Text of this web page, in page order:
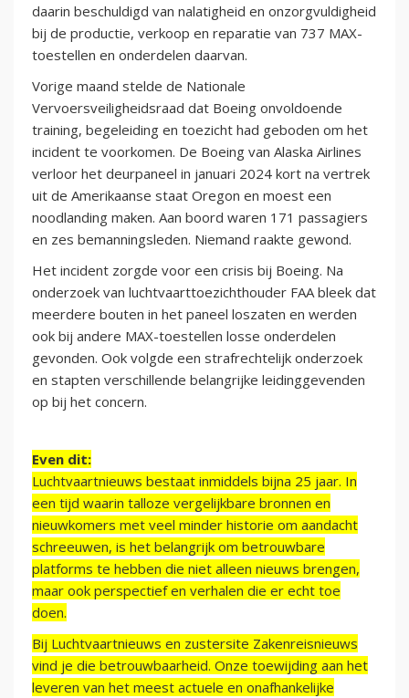
daarin beschuldigd van nalatigheid en onzorgvuldigheid
bij de productie, verkoop en reparatie van 737 MAX-
toestellen en onderdelen daarvan.
Vorige maand stelde de Nationale
Vervoersveiligheidsraad dat Boeing onvoldoende
training, begeleiding en toezicht had geboden om het
incident te voorkomen. De Boeing van Alaska Airlines
verloor het deurpaneel in januari 2024 kort na vertrek
uit de Amerikaanse staat Oregon en moest een
noodlanding maken. Aan boord waren 171 passagiers
en zes bemanningsleden. Niemand raakte gewond.
Het incident zorgde voor een crisis bij Boeing. Na
onderzoek van luchtvaarttoezichthouder FAA bleek dat
meerdere bouten in het paneel loszaten en werden
ook bij andere MAX-toestellen losse onderdelen
gevonden. Ook volgde een strafrechtelijk onderzoek
en stapten verschillende belangrijke leidinggevenden
op bij het concern.
Even dit:
Luchtvaartnieuws bestaat inmiddels bijna 25 jaar. In
een tijd waarin talloze vergelijkbare bronnen en
nieuwkomers met veel minder historie om aandacht
schreeuwen, is het belangrijk om betrouwbare
platforms te hebben die niet alleen nieuws brengen,
maar ook perspectief en verhalen die er echt toe
doen.
Bij Luchtvaartnieuws en zustersite Zakenreisnieuws
vind je die betrouwbaarheid. Onze toewijding aan het
leveren van het meest actuele en onafhankelijke